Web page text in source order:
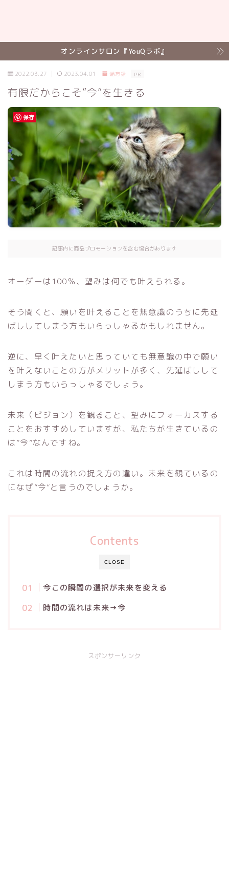
オンラインサロン『YouQラボ』
2022.03.27 2023.04.01 備忘録 PR
有限だからこそ”今”を生きる
記事内に商品プロモーションを含む場合があります
オーダーは100％、望みは何でも叶えられる。
そう聞くと、願いを叶えることを無意識のうちに先延
ばししてしまう方もいらっしゃるかもしれません。
逆に、早く叶えたいと思っていても無意識の中で願い
を叶えないことの方がメリットが多く、先延ばしして
しまう方もいらっしゃるでしょう。
未来（ビジョン）を観ること、望みにフォーカスする
ことをおすすめしていますが、私たちが生きているの
は”今”なんですね。
これは時間の流れの捉え方の違い。未来を観ているの
になぜ”今”と言うのでしょうか。
CLOSE
Contents
今この瞬間の選択が未来を変える
時間の流れは未来→今
スポンサーリンク
保存